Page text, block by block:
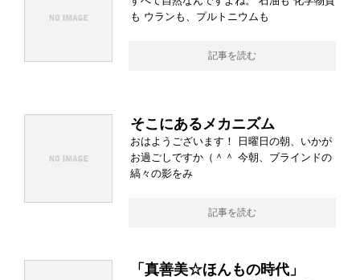
も ウランも、プルトニウムも
記事を読む
そこにあるメカニズム
おはようございます！ 日曜日の朝、いかが
お過ごしですか（＾＾ 今朝、ブラインドの
縞々の影をみ
記事を読む
「真善美☆ほんもの時代」